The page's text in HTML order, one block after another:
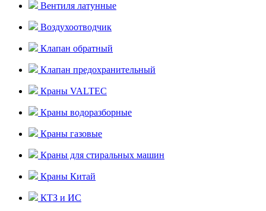
Вентиля латунные
Воздухоотводчик
Клапан обратный
Клапан предохранительный
Краны VALTEC
Краны водоразборные
Краны газовые
Краны для стиральных машин
Краны Китай
КТЗ и ИС